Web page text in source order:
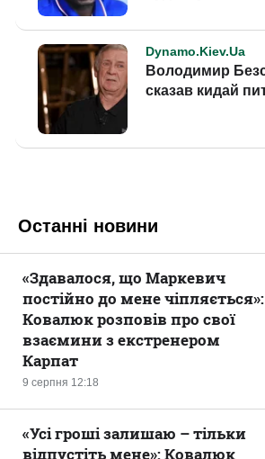
Останні новини
9 серпня 12:18
«Здавалося, що Маркевич
постійно до мене чіпляється»:
Ковалюк розповів про свої
взаємини з екстренером
Карпат
«Усі гроші залишаю – тільки
відпустіть мене»: Ковалюк